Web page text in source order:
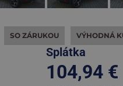
SO ZÁRUKOU VÝHODNÁ
Splátka
104,94 €